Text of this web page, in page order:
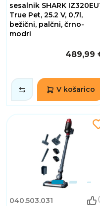
sesalnik SHARK
True Pet, 25.2 V, 0,7l,
bežični, palčni, črno-
modri
489,99
V košarico
040.503.031